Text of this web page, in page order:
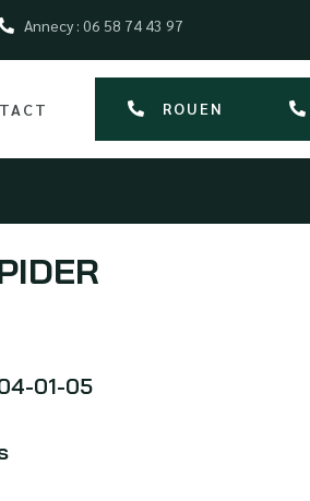
Annecy : 06 58 74 43 97
ROUEN
01-05